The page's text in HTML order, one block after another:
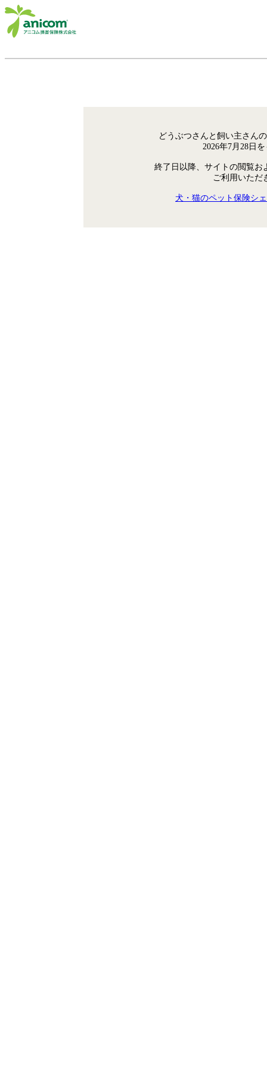
どうぶつさんと飼い主さん
2026年7月28日
終了日以降、サイトの閲覧お
ご利用いただ
犬・猫のペット保険シ